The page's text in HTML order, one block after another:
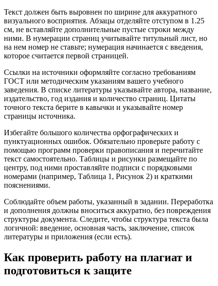
Текст должен быть выровнен по ширине для аккуратного
визуального восприятия. Абзацы отделяйте отступом в 1.25
см, не вставляйте дополнительные пустые строки между
ними. В нумерации страниц учитывайте титульный лист, но
на нем номер не ставьте; нумерация начинается с введения,
которое считается первой страницей.
Ссылки на источники оформляйте согласно требованиям
ГОСТ или методическим указаниям вашего учебного
заведения. В списке литературы указывайте автора, название,
издательство, год издания и количество страниц. Цитаты
точного текста берите в кавычки и указывайте номер
страницы источника.
Избегайте большого количества орфографических и
пунктуационных ошибок. Обязательно проверьте работу с
помощью программ проверки правописания и перечитайте
текст самостоятельно. Таблицы и рисунки размещайте по
центру, под ними проставляйте подписи с порядковыми
номерами (например, Таблица 1, Рисунок 2) и краткими
пояснениями.
Соблюдайте объем работы, указанный в задании. Переработка
и дополнения должны вноситься аккуратно, без повреждения
структуры документа. Следите, чтобы структура текста была
логичной: введение, основная часть, заключение, список
литературы и приложения (если есть).
Как проверить работу на плагиат и
подготовиться к защите